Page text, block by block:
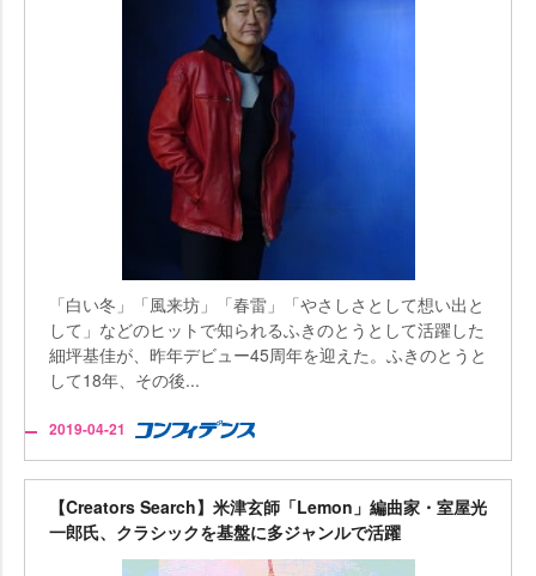
「白い冬」「風来坊」「春雷」「やさしさとして想い出と
して」などのヒットで知られるふきのとうとして活躍した
細坪基佳が、昨年デビュー45周年を迎えた。ふきのとうと
して18年、その後...
2019-04-21
【Creators Search】米津玄師「Lemon」編曲家・室屋光
一郎氏、クラシックを基盤に多ジャンルで活躍